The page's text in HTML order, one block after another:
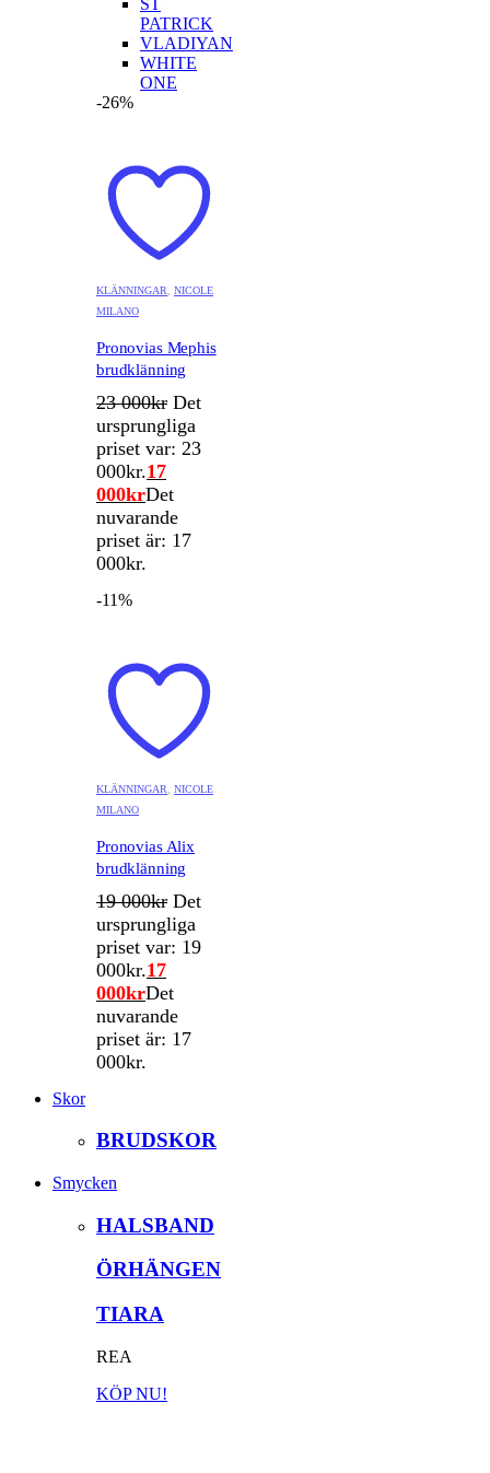
ST
PATRICK
VLADIYAN
WHITE
ONE
-26%
KLÄNNINGAR, NICOLE
MILANO
Pronovias Mephis
brudklänning
23 000kr Det
ursprungliga
priset var: 23
000kr.17
000krDet
nuvarande
priset är: 17
000kr.
-11%
KLÄNNINGAR
NICOLE
MILANO
Pronovias Alix
brudklänning
19 000kr Det
ursprungliga
priset var: 19
000kr.17
000krDet
nuvarande
priset är: 17
000kr.
Skor
BRUDSKOR
Smycken
HALSBAND
ÖRHÄNGEN
TIARA
REA
KÖP NU!